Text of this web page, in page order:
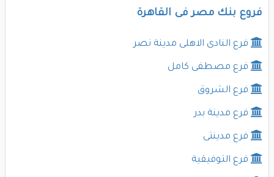
فروع بنك مصر فى القاهرة
فرع النادى الاهلى مدينة نصر
فرع مصطفى كامل
فرع الشروق
فرع مدينة بدر
فرع مدينتى
فرع التوفيقية